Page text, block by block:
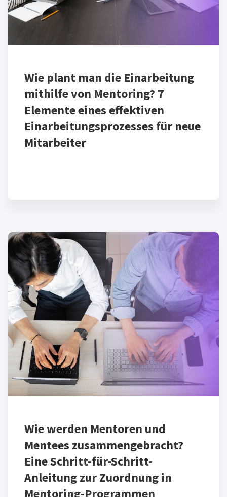
Wie plant man die Einarbeitung
mithilfe von Mentoring? 7
Elemente eines effektiven
Einarbeitungsprozesses für neue
Mitarbeiter
Wie werden Mentoren und
Mentees zusammengebracht?
Eine Schritt-für-Schritt-
Anleitung zur Zuordnung in
Mentoring-Programmen